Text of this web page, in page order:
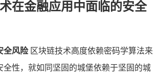
在金融应用中面临的安全
全风险区块链技术高度依赖密码学算法来
全性，就如同坚固的城堡依赖于坚固的城